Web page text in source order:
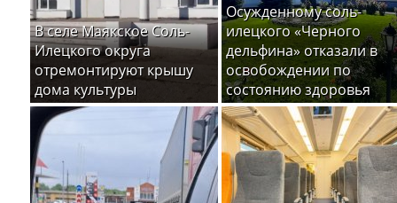
В селе Маякское Соль-
Илецкого округа
отремонтируют крышу
дома культуры
Осужденному соль-
илецкого «Черного
дельфина» отказали в
освобождении по
состоянию здоровья